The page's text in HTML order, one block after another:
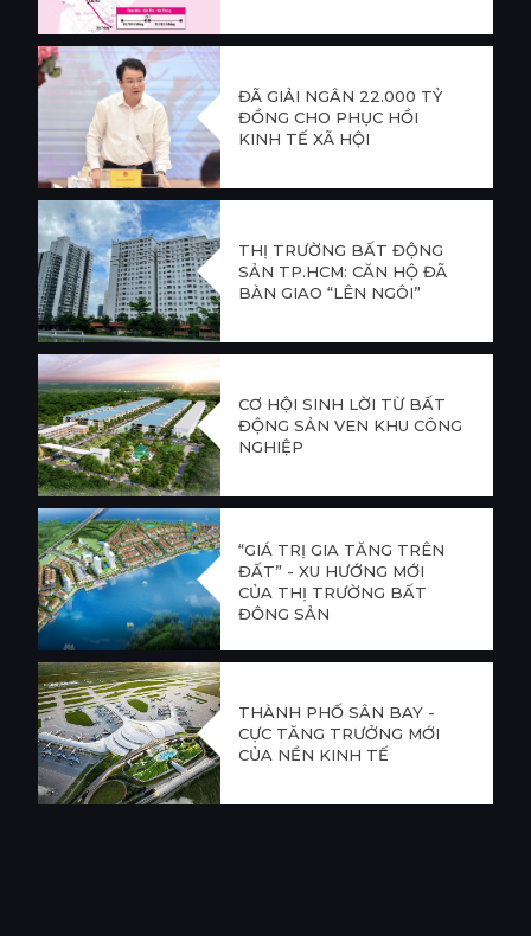
ĐÃ GIẢI NGÂN 22.000 TỶ
ĐỒNG CHO PHỤC HỒI
KINH TẾ XÃ HỘI
THỊ TRƯỜNG BẤT ĐỘNG
SẢN TP.HCM: CĂN HỘ ĐÃ
BÀN GIAO “LÊN NGÔI”
CƠ HỘI SINH LỜI TỪ BẤT
ĐỘNG SẢN VEN KHU CÔNG
NGHIỆP
“GIÁ TRỊ GIA TĂNG TRÊN
ĐẤT” - XU HƯỚNG MỚI
CỦA THỊ TRƯỜNG BẤT
ĐỘNG SẢN
THÀNH PHỐ SÂN BAY -
CỰC TĂNG TRƯỞNG MỚI
CỦA NỀN KINH TẾ